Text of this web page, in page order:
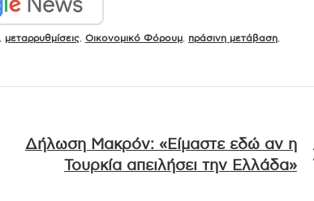
μεταρρυθμίσεις Οικονομικό Φόρουμ πράσινη μετάβαση
Δήλωση Μακρόν: «Είμαστε εδώ αν η
Τουρκία απειλήσει την Ελλάδα»